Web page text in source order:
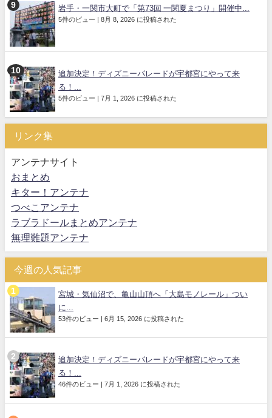
岩手・一関市大町で「第73回 一関夏まつり」開催中...
5件のビュー | 8月 8, 2026 に投稿された
追加決定！ディズニーパレードが宇都宮にやって来
る！...
5件のビュー | 7月 1, 2026 に投稿された
リンク集
アンテナサイト
おまとめ
キター！アンテナ
つべこアンテナ
ラブラドールまとめアンテナ
無理難題アンテナ
今週の人気記事
宮城・気仙沼で、亀山山頂へ「大島モノレール」つい
に...
53件のビュー | 6月 15, 2026 に投稿された
追加決定！ディズニーパレードが宇都宮にやって来
る！...
46件のビュー | 7月 1, 2026 に投稿された